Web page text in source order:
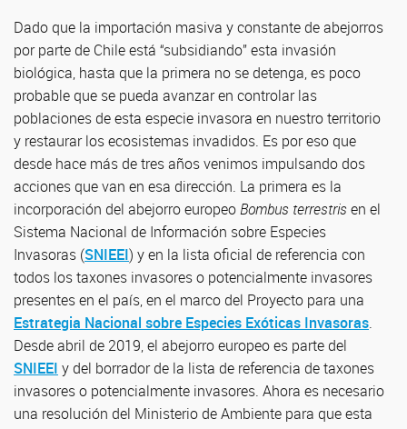
Dado que la importación masiva y constante de abejorros
por parte de Chile está “subsidiando” esta invasión
biológica, hasta que la primera no se detenga, es poco
probable que se pueda avanzar en controlar las
poblaciones de esta especie invasora en nuestro territorio
y restaurar los ecosistemas invadidos. Es por eso que
desde hace más de tres años venimos impulsando dos
acciones que van en esa dirección. La primera es la
incorporación del abejorro europeoBombus terrestrisen el
Sistema Nacional de Información sobre Especies
Invasoras (SNIEEI) y en la lista oficial de referencia con
todos los taxones invasores o potencialmente invasores
presentes en el país, en el marco del Proyecto para una
Estrategia Nacional sobre Especies Exóticas Invasoras.
Desde abril de 2019, el abejorro europeo es parte del
SNIEEI y del borrador de la lista de referencia de taxones
invasores o potencialmente invasores. Ahora es necesario
una resolución del Ministerio de Ambiente para que esta